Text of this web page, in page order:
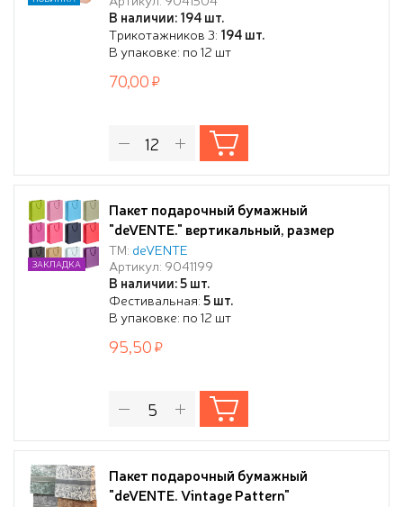
В наличии: 194 шт.
Трикотажников 3: 194 шт.
В упаковке: по 12 шт
70,00
Пакет подарочный бумажный
"deVENTE." вертикальный, размер
25x37x9 см, бумага 210 г/м², ассорти 12
цветов
ТМ: deVENTE
Артикул: 9041199
В наличии: 5 шт.
Фестивальная:5 шт.
В упаковке: по 12 шт
ЗАКЛАДКА
95,50
Пакет подарочный бумажный
"deVENTE. Vintage Pattern"